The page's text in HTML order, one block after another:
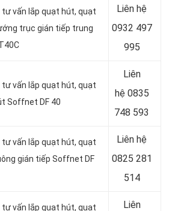
tư vấn lắp quạt hút, quạt
trục gián tiếp trung
Liên hệ
0932 497
995
tư vấn lắp quạt hút, quạt
Soffnet DF 40
Liên
hệ 0835
748 593
tư vấn lắp quạt hút, quạt
gián tiếp Soffnet DF
Liên hệ
0825 281
514
tư vấn lắp quạt hút, quạt Liên